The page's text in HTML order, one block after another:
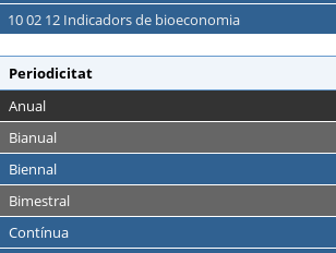
10 02 12 Indicadors de bioeconomia
Periodicitat
Anual
Bianual
Biennal
Bimestral
Contínua